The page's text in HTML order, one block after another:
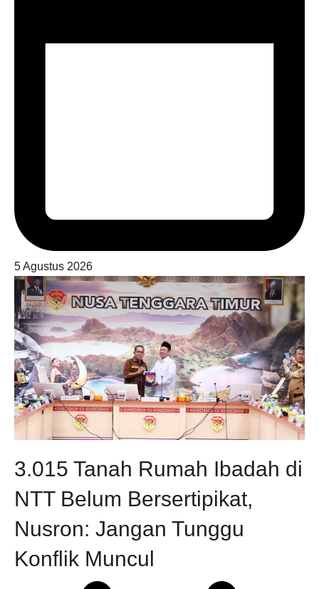
5 Agustus 2026
3.015 Tanah Rumah Ibadah di
NTT Belum Bersertipikat,
Nusron: Jangan Tunggu
Konflik Muncul